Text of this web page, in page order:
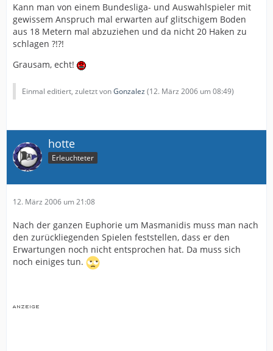
Kann man von einem Bundesliga- und Auswahlspieler mit
gewissem Anspruch mal erwarten auf glitschigem Boden
aus 18 Metern mal abzuziehen und da nicht 20 Haken zu
schlagen ?!?!
Grausam, echt!
Einmal editiert, zuletzt vonGonzalez (12. März 2006 um 08:49)
hotte
Erleuchteter
12. März 2006 um 21:08
Nach der ganzen Euphorie um Masmanidis muss man nach
den zurückliegenden Spielen feststellen, dass er den
Erwartungen noch nicht entsprochen hat. Da muss sich
noch einiges tun.